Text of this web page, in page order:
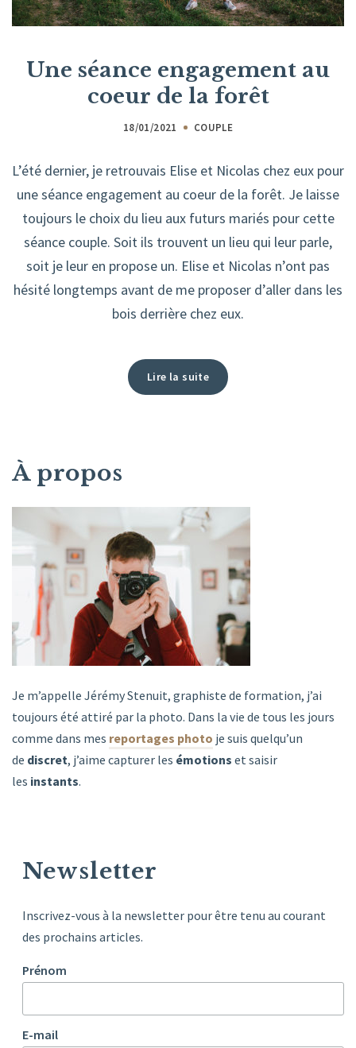
Une séance engagement au
coeur de la forêt
18/01/2021 COUPLE
L’été dernier, je retrouvais Elise et Nicolas chez eux pour
une séance engagement au coeur de la forêt. Je laisse
toujours le choix du lieu aux futurs mariés pour cette
séance couple. Soit ils trouvent un lieu qui leur parle,
soit je leur en propose un. Elise et Nicolas n’ont pas
hésité longtemps avant de me proposer d’aller dans les
bois derrière chez eux.
Lire la suite
À propos
Je m’appelle Jérémy Stenuit, graphiste de formation, j’ai
toujours été attiré par la photo. Dans la vie de tous les jours
comme dans mes reportages photo je suis quelqu’un
de discret, j’aime capturer les émotions et saisir
les instants.
Newsletter
Inscrivez-vous à la newsletter pour être tenu au courant
des prochains articles.
Prénom
E-mail